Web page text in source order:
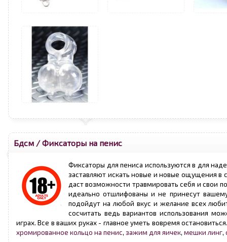
Бдсм /Фиксаторы на пенис
Фиксаторы для пениса используются в для
заставляют искать новые и новые ощущения в
даст возможности травмировать себя и свои
идеально отшлифованы и не принесут
подойдут на любой вкус и желание всех
сосчитать ведь вариантов использования
играх. Все в ваших руках - главное уметь вовремя
хромированное кольцо на пенис, зажим для яичек, мешки линг,